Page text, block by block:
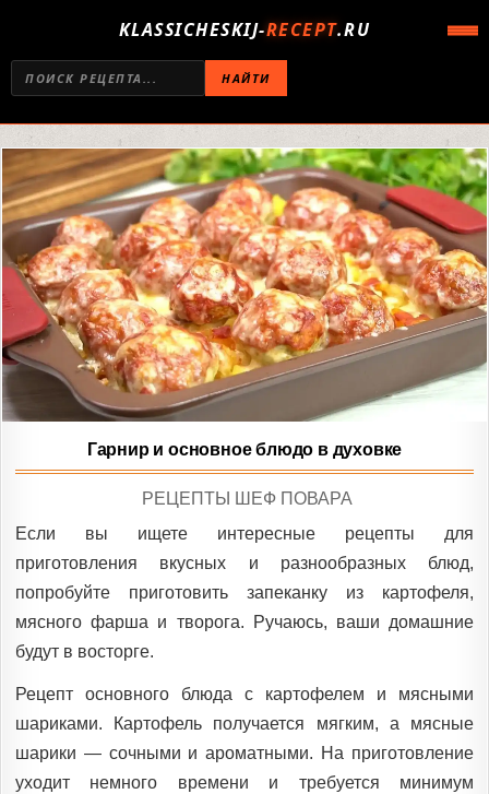
KLASSICHESKIJ-RECEPT.RU
НАЙТИ
Гарнир и основное блюдо в духовке
POSTED
РЕЦЕПТЫ ШЕФ ПОВАРА
Если вы ищете интересные рецепты для
приготовления вкусных и разнообразных блюд,
попробуйте приготовить запеканку из картофеля,
мясного фарша и творога. Ручаюсь, ваши домашние
будут в восторге.
Рецепт основного блюда с картофелем и мясными
шариками. Картофель получается мягким, а мясные
шарики — сочными и ароматными. На приготовление
уходит немного времени и требуется минимум